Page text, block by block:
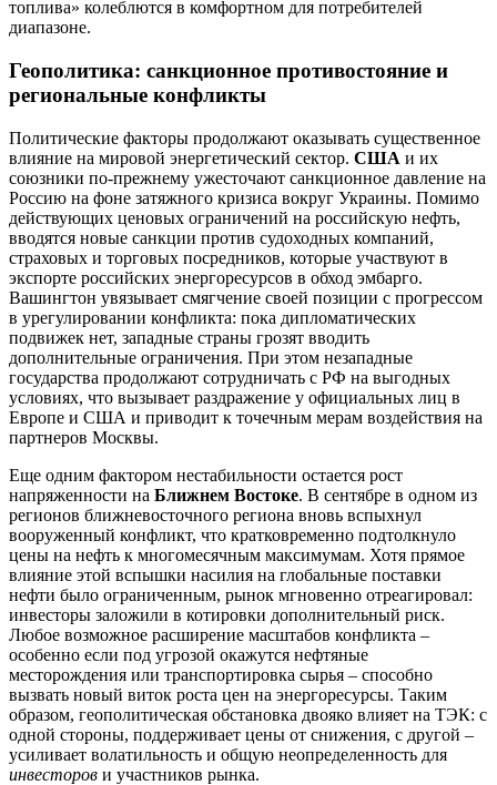
топлива» колеблются в комфортном для потребителей
диапазоне.
Геополитика: санкционное противостояние и
региональные конфликты
Политические факторы продолжают оказывать существенное
влияние на мировой энергетический сектор. США и их
союзники по-прежнему ужесточают санкционное давление на
Россию на фоне затяжного кризиса вокруг Украины. Помимо
действующих ценовых ограничений на российскую нефть,
вводятся новые санкции против судоходных компаний,
страховых и торговых посредников, которые участвуют в
экспорте российских энергоресурсов в обход эмбарго.
Вашингтон увязывает смягчение своей позиции с прогрессом
в урегулировании конфликта: пока дипломатических
подвижек нет, западные страны грозят вводить
дополнительные ограничения. При этом незападные
государства продолжают сотрудничать с РФ на выгодных
условиях, что вызывает раздражение у официальных лиц в
Европе и США и приводит к точечным мерам воздействия на
партнеров Москвы.
Еще одним фактором нестабильности остается рост
напряженности на Ближнем Востоке. В сентябре в одном из
регионов ближневосточного региона вновь вспыхнул
вооруженный конфликт, что кратковременно подтолкнуло
цены на нефть к многомесячным максимумам. Хотя прямое
влияние этой вспышки насилия на глобальные поставки
нефти было ограниченным, рынок мгновенно отреагировал:
инвесторы заложили в котировки дополнительный риск.
Любое возможное расширение масштабов конфликта –
особенно если под угрозой окажутся нефтяные
месторождения или транспортировка сырья – способно
вызвать новый виток роста цен на энергоресурсы. Таким
образом, геополитическая обстановка двояко влияет на ТЭК: с
одной стороны, поддерживает цены от снижения, с другой –
усиливает волатильность и общую неопределенность для
инвесторов и участников рынка.